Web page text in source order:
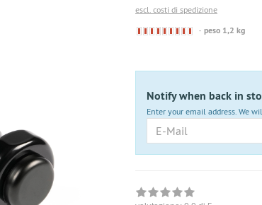
escl. costi di spedizione
Derzeit
peso 1,2 kg
Notify when back in
Enter your email address. We
Mail